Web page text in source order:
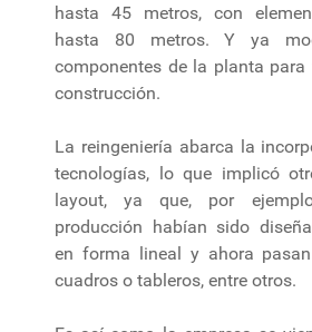
hasta 45 metros, con
hasta 80 metros. Y ya
componentes de la planta
construcción.
La reingeniería abarca la
tecnologías, lo que implicó
layout, ya que, por
producción habían sido
en forma lineal y ahora
cuadros o tableros, entre otros.